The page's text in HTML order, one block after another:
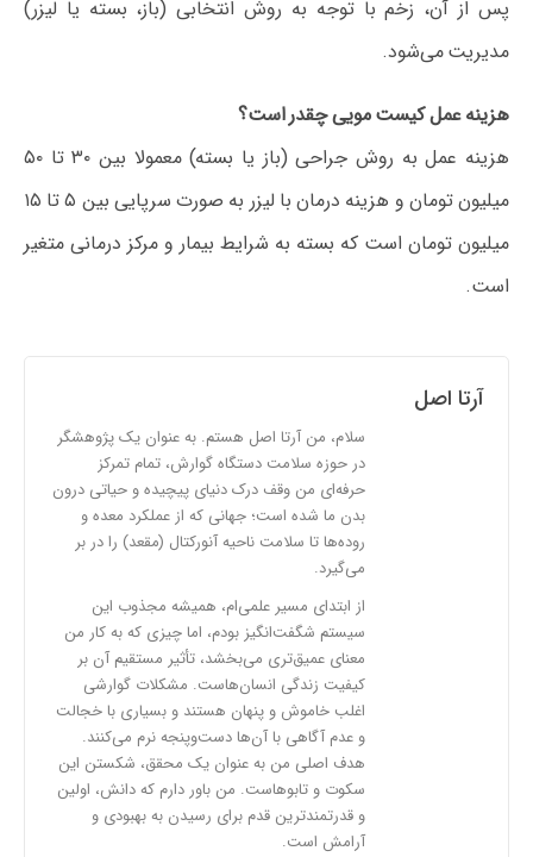
پس از آن، زخم با توجه به روش انتخابی (باز، بسته یا لیزر)
مدیریت می‌شود.
هزینه عمل کیست مویی چقدر است؟
هزینه عمل به روش جراحی (باز یا بسته) معمولا بین ۳۰ تا ۵۰
میلیون تومان و هزینه درمان با لیزر به صورت سرپایی بین ۵ تا ۱۵
میلیون تومان است که بسته به شرایط بیمار و مرکز درمانی متغیر
است.
آرتا اصل
سلام، من آرتا اصل هستم. به عنوان یک پژوهشگر
در حوزه سلامت دستگاه گوارش، تمام تمرکز
حرفه‌ای من وقف درک دنیای پیچیده و حیاتی درون
بدن ما شده است؛ جهانی که از عملکرد معده و
روده‌ها تا سلامت ناحیه آنورکتال (مقعد) را در بر
می‌گیرد.
از ابتدای مسیر علمی‌ام، همیشه مجذوب این
سیستم شگفت‌انگیز بودم، اما چیزی که به کار من
معنای عمیق‌تری می‌بخشد، تأثیر مستقیم آن بر
کیفیت زندگی انسان‌هاست. مشکلات گوارشی
اغلب خاموش و پنهان هستند و بسیاری با خجالت
و عدم آگاهی با آن‌ها دست‌وپنجه نرم می‌کنند.
هدف اصلی من به عنوان یک محقق، شکستن این
سکوت و تابوهاست. من باور دارم که دانش، اولین
و قدرتمندترین قدم برای رسیدن به بهبودی و
آرامش است.